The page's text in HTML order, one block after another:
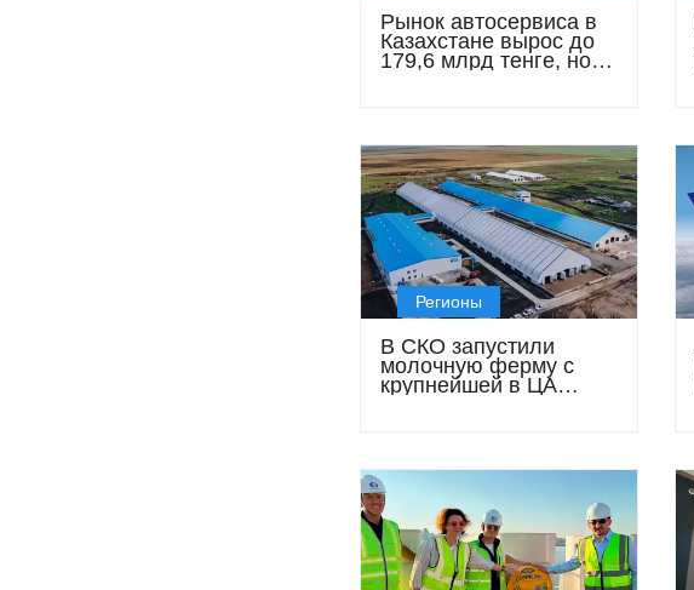
Рынок автосервиса в
Казахстане вырос до
179,6 млрд тенге, но
Регионы
В СКО запустили
молочную ферму с
крупнейшей в ЦА